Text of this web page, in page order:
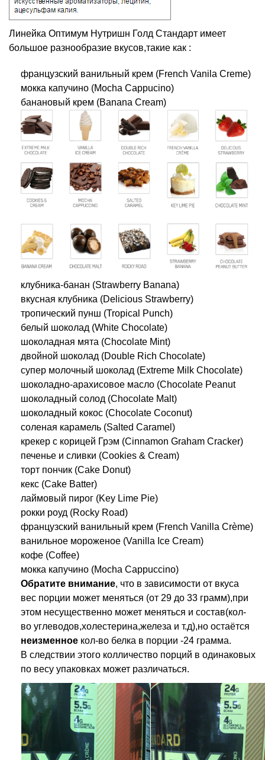
Линейка Оптимум Нутришн Голд Стандарт имеет
большое разнообразие вкусов,такие как :
французский ванильный крем (French Vanila Creme)
мокка капучино (Mocha Cappucino)
банановый крем (Banana Cream)
клубника-банан (Strawberry Banana)
вкусная клубника (Delicious Strawberry)
тропический пунш (Tropical Punch)
белый шоколад (White Chocolate)
шоколадная мята (Chocolate Mint)
двойной шоколад (Double Rich Chocolate)
супер молочный шоколад (Extreme Milk Chocolate)
шоколадно-арахисовое масло (Chocolate Peanut
шоколадный солод (Chocolate Malt)
шоколадный кокос (Chocolate Coconut)
соленая карамель (Salted Caramel)
крекер с корицей Грэм (Cinnamon Graham Cracker)
печенье и сливки (Cookies & Cream)
торт пончик (Cake Donut)
кекс (Cake Batter)
лаймовый пирог (Key Lime Pie)
рокки роуд (Rocky Road)
французский ванильный крем (French Vanilla Crème)
ванильное мороженое (Vanilla Ice Cream)
кофе (Coffee)
мокка капучино (Mocha Cappuccino)
Обратите внимание, что в зависимости от вкуса
вес порции может меняться (от 29 до 33 грамм),при
этом несущественно может меняться и состав(кол-
во углеводов,холестерина,железа и т.д),но остаётся
неизменное кол-во белка в порции -24 грамма.
В следствии этого колличество порций в одинаковых
по весу упаковках может различаться.